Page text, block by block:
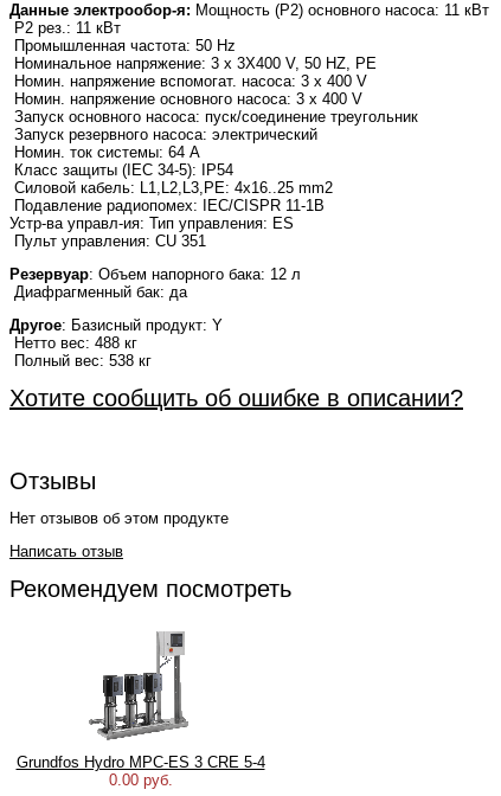
Данные электрообор-я: Мощность (Р2) основного насоса: 11 кВт
P2 рез.: 11 кВт
Промышленная частота: 50 Hz
Номинальное напряжение: 3 x 3X400 V, 50 HZ, PE
Номин. напряжение вспомогат. насоса: 3 x 400 V
Номин. напряжение основного насоса: 3 x 400 V
Запуск основного насоса: пуск/соединение треугольник
Запуск резервного насоса: электрический
Номин. ток системы: 64 A
Класс защиты (IEC 34-5): IP54
Силовой кабель: L1,L2,L3,PE: 4x16..25 mm2
Подавление радиопомех: IEC/CISPR 11-1B
Устр-ва управл-ия: Тип управления: ES
Пульт управления: CU 351
Резервуар: Объем напорного бака: 12 л
Диафрагменный бак: да
Другое: Базисный продукт: Y
Нетто вес: 488 кг
Полный вес: 538 кг
Хотите сообщить об ошибке в описании?
Отзывы
Нет отзывов об этом продукте
Написать отзыв
Рекомендуем посмотреть
Grundfos Hydro MPC-ES 3 CRE 5-4
0.00 руб.